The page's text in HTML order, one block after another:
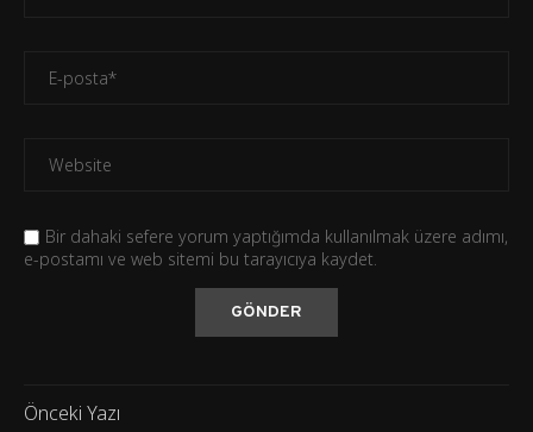
Bir dahaki sefere yorum yaptığımda kullanılmak üzere adımı,
e-postamı ve web sitemi bu tarayıcıya kaydet.
Önceki Yazı